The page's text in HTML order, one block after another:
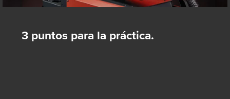
3 puntos para la práctica.